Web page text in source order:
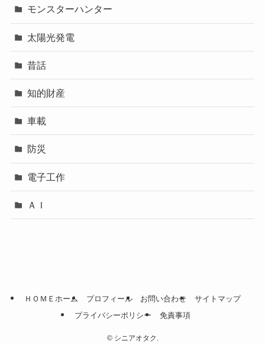
モンスターハンター
太陽光発電
昔話
知的財産
車載
防災
電子工作
ＡＩ
ＨＯＭＥホーム プロフィール お問い合わせ
サイトマップ
プライバシーポリシー
免責事項
©シニアオタク.